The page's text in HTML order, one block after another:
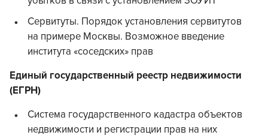
Сервитуты. Порядок установления сервитутов
на примере Москвы. Возможное введение
института «соседских» прав
Единый государственный реестр недвижимости
(ЕГРН)
Система государственного кадастра объектов
недвижимости и регистрации прав на них